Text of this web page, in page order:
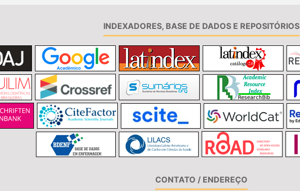
INDEXADORES, BASE DE DADOS E REPOSITÓRIOS
CONTATO / ENDEREÇO